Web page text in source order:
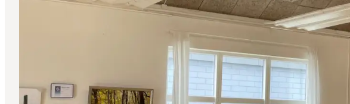
Planlæg ferien